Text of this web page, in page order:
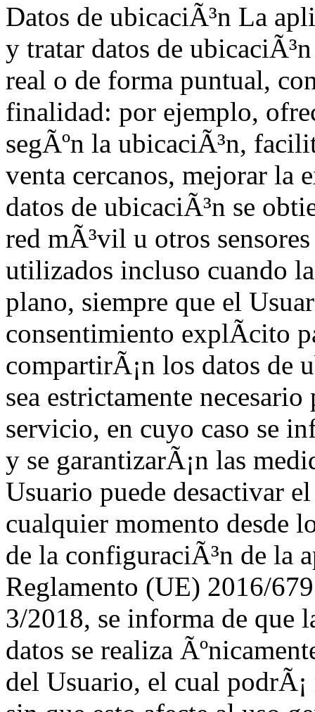
Datos de ubicaciÃ³n La
y tratar datos de
real o de forma puntual,
finalidad: por ejemplo,
segÃºn la ubicaciÃ³n,
venta cercanos, mejorar la
datos de ubicaciÃ³n se
red mÃ³vil u otros
utilizados incluso cuando
plano, siempre que el
consentimiento explÃ­cito
compartirÃ¡n los datos de
sea estrictamente
servicio, en cuyo caso se
y se garantizarÃ¡n las
Usuario puede desactivar
cualquier momento desde
de la configuraciÃ³n de la
Reglamento (UE) 2016/
3/2018, se informa de que
datos se realiza
del Usuario, el cual